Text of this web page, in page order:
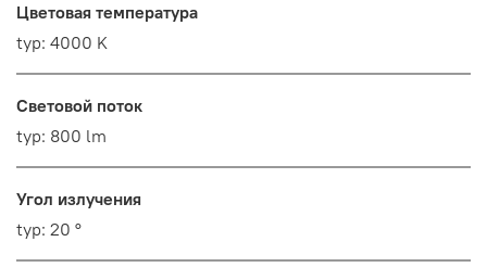
Цветовая температура
typ: 4000 K
Световой поток
typ: 800 lm
Угол излучения
typ: 20 °